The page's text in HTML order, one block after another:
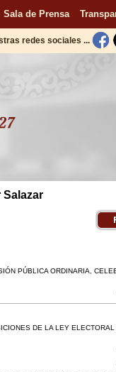
Sala de Prensa
redes sociales ...
PÚBLICA ORDINARIA,
DE LA LEY